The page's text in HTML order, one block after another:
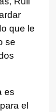
que le
se
es
el